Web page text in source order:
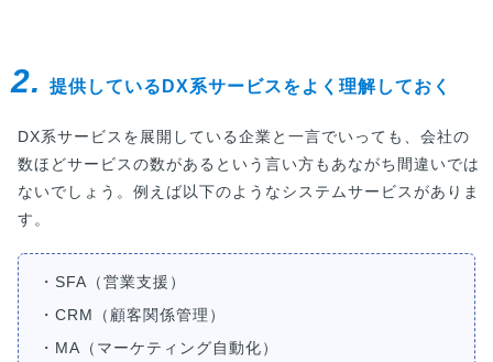
2. 提供しているDX系サービスをよく理解しておく
DX系サービスを展開している企業と一言でいっても、会社の
数ほどサービスの数があるという言い方もあながち間違いでは
ないでしょう。例えば以下のようなシステムサービスがありま
す。
・SFA（営業支援）
・CRM（顧客関係管理）
・MA（マーケティング自動化）